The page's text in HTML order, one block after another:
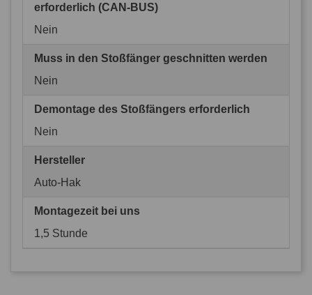
erforderlich (CAN-BUS)
Nein
Muss in den Stoßfänger geschnitten werden
Nein
Demontage des Stoßfängers erforderlich
Nein
Hersteller
Auto-Hak
Montagezeit bei uns
1,5 Stunde